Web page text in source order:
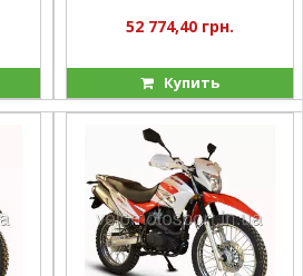
52 774,40 грн.
Купить